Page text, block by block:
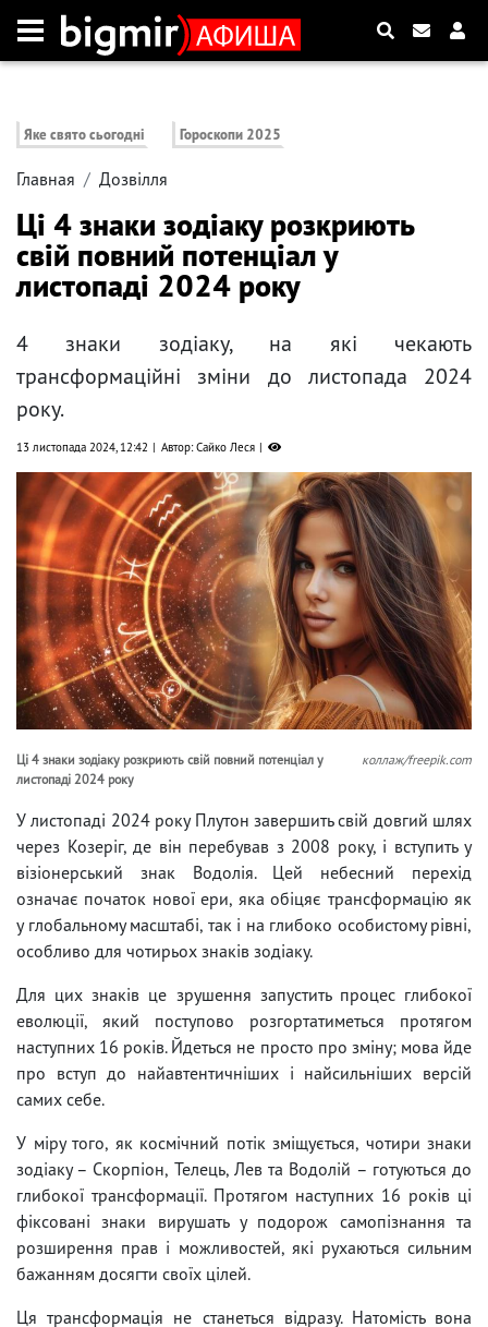
Яке свято сьогодні Гороскопи 2025
Главная Дозвілля
Ці 4 знаки зодіаку розкриють
свій повний потенціал у
листопаді 2024 року
4 знаки зодіаку, на які чекають
трансформаційні зміни до листопада 2024
року.
13 листопада 2024, 12:42 Автор: Сайко Леся
Ці 4 знаки зодіаку розкриють свій повний потенціал у
листопаді 2024 року
коллаж/freepik.com
У листопаді 2024 року Плутон завершить свій довгий шлях
через Козеріг, де він перебував з 2008 року, і вступить у
візіонерський знак Водолія. Цей небесний перехід
означає початок нової ери, яка обіцяє трансформацію як
у глобальному масштабі, так і на глибоко особистому рівні,
особливо для чотирьох знаків зодіаку.
Для цих знаків це зрушення запустить процес глибокої
еволюції, який поступово розгортатиметься протягом
наступних 16 років. Йдеться не просто про зміну; мова йде
про вступ до найавтентичніших і найсильніших версій
самих себе.
У міру того, як космічний потік зміщується, чотири знаки
зодіаку – Скорпіон, Телець, Лев та Водолій – готуються до
глибокої трансформації. Протягом наступних 16 років ці
фіксовані знаки вирушать у подорож самопізнання та
розширення прав і можливостей, які рухаються сильним
бажанням досягти своїх цілей.
Ця трансформація не станеться відразу. Натомість вона